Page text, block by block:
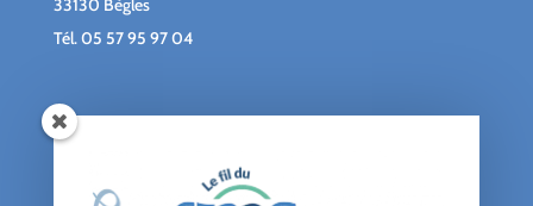
33130 Bègles
Tél.05 57 95 97 04
Qui sommes-nous ?